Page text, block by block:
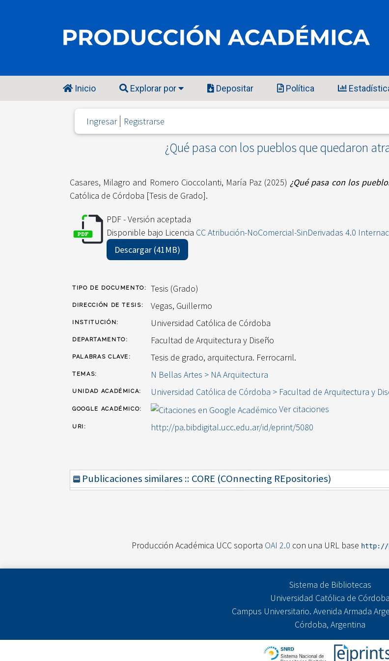
Inicio Explorar por Depositar Política
Ingresar Registrarse
¿Qué pasa con los pueblos que quedaron
Casares, Milagro and Romero Cioccolanti, María Paz(2025) ¿Qué pasa con los
Católica de Córdoba [Tesis de Grado].
PDF - Versión aceptada
Disponible bajo Licencia CC Atribución-NoComercial-SinDerivadas 4.0
Descargar (41MB)
TIPO DE DOCUMENTO: Tesis (Grado)
DIRECCIÓN DE TESIS: Vegas, Guillermo
INSTITUCIÓN: Universidad Católica de Córdoba
DEPARTAMENTO: Facultad de Arquitectura y Diseño
PALABRAS CLAVE: Tesis de grado, arquitectura. Ferrocarril.
TEMAS: N Bellas Artes > NA Arquitectura
UNIDAD ACADÉMICA: Universidad Católica de Córdoba > Facultad de Arquitectura y
GOOGLE ACADÉMICO: Ver citaciones
URI: http://pa.bibdigital.ucc.edu.ar/id/eprint/5080
Publicaciones similares :: CORE (COnnecting REpositories)
Producción Académica UCC soporta OAI 2.0 con una URL base http://
Sistema de Bibliotecas
Universidad Católica de Córdoba
Campus Universitario. Avenida Armada
Córdoba, Argentina